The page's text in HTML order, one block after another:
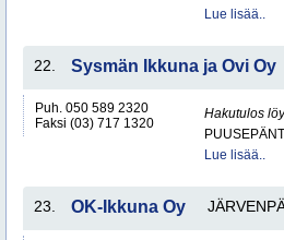
Lue lisää..
22. Sysmän Ikkuna ja Ovi Oy
Puh. 050 589 2320
Faksi (03) 717 1320
Hakutulos
Lue lisää..
23. OK-Ikkuna Oy